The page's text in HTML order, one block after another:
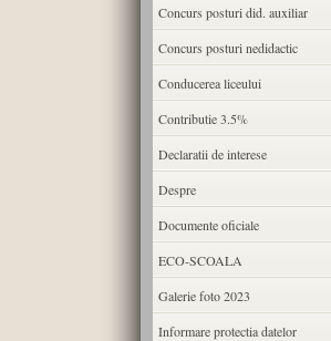
Concurs posturi did. auxiliar
Concurs posturi nedidactic
Conducerea liceului
Contributie 3.5%
Declaratii de interese
Despre
Documente oficiale
ECO-SCOALA
Galerie foto 2023
Informare protectia datelor